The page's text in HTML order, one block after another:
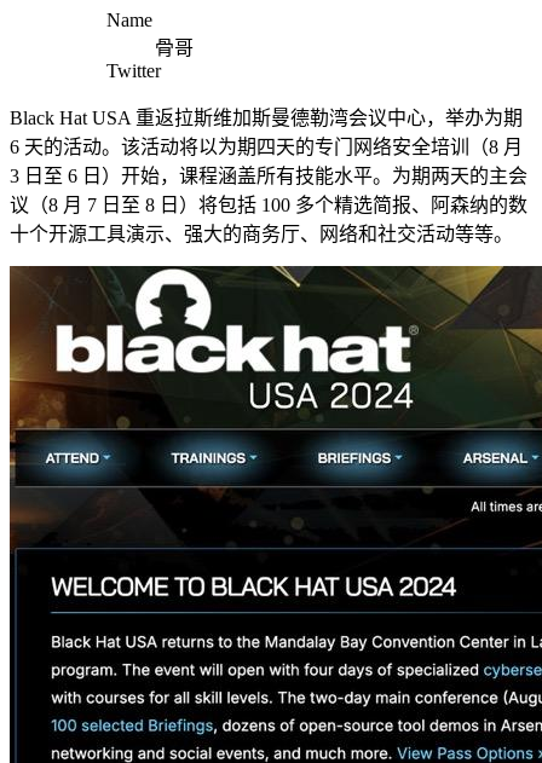
Name
骨哥
Twitter
Black Hat USA 重返拉斯维加斯曼德勒湾会议中心，举办为期
6 天的活动。该活动将以为期四天的专门网络安全培训（8 月
3 日至 6 日）开始，课程涵盖所有技能水平。为期两天的主会
议（8 月 7 日至 8 日）将包括 100 多个精选简报、阿森纳的数
十个开源工具演示、强大的商务厅、网络和社交活动等等。